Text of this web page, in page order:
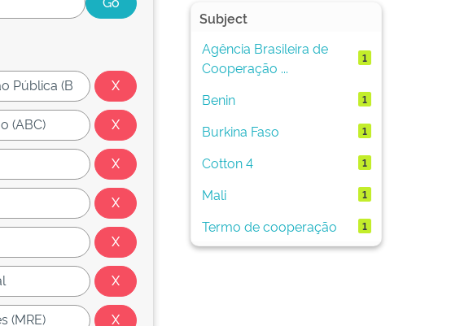
Subject
Agência Brasileira de
Cooperação ...
1
Benin 1
Burkina Faso 1
Cotton 4 1
Mali 1
Termo de cooperação 1